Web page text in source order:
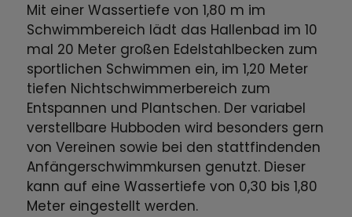
Mit einer Wassertiefe von 1,80 m im
Schwimmbereich lädt das Hallenbad im 10
mal 20 Meter großen Edelstahlbecken zum
sportlichen Schwimmen ein, im 1,20 Meter
tiefen Nichtschwimmerbereich zum
Entspannen und Plantschen. Der variabel
verstellbare Hubboden wird besonders gern
von Vereinen sowie bei den stattfindenden
Anfängerschwimmkursen genutzt. Dieser
kann auf eine Wassertiefe von 0,30 bis 1,80
Meter eingestellt werden.